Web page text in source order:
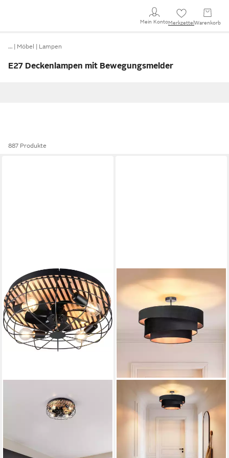
Mein KontoMerkzettel Warenkorb
… Möbel Lampen
E27 Deckenlampen mit Bewegungsmelder
887 Produkte